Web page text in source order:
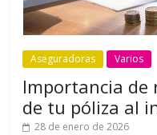
Aseguradoras Varios
Importancia de
de tu póliza al
28 de enero de 2026